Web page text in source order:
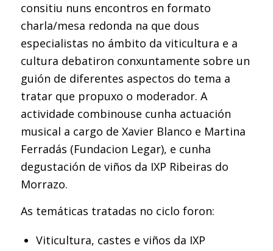
consitiu nuns encontros en formato
charla/mesa redonda na que dous
especialistas no ámbito da viticultura e a
cultura debatiron conxuntamente sobre un
guión de diferentes aspectos do tema a
tratar que propuxo o moderador. A
actividade combinouse cunha actuación
musical a cargo de Xavier Blanco e Martina
Ferradás (Fundacion Legar), e cunha
degustación de viños da IXP Ribeiras do
Morrazo.
As temáticas tratadas no ciclo foron:
Viticultura, castes e viños da IXP